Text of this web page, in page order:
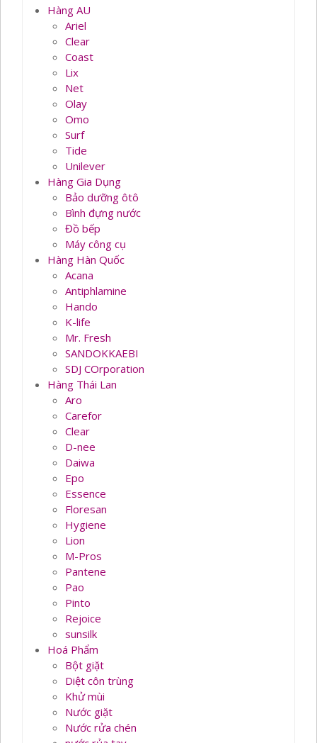
Hàng AU
Ariel
Clear
Coast
Lix
Net
Olay
Omo
Surf
Tide
Unilever
Hàng Gia Dụng
Bảo dưỡng ôtô
Bình đựng nước
Đồ bếp
Máy công cụ
Hàng Hàn Quốc
Acana
Antiphlamine
Hando
K-life
Mr. Fresh
SANDOKKAEBI
SDJ COrporation
Hàng Thái Lan
Aro
Carefor
Clear
D-nee
Daiwa
Epo
Essence
Floresan
Hygiene
Lion
M-Pros
Pantene
Pao
Pinto
Rejoice
sunsilk
Hoá Phẩm
Bột giặt
Diệt côn trùng
Khử mùi
Nước giặt
Nước rửa chén